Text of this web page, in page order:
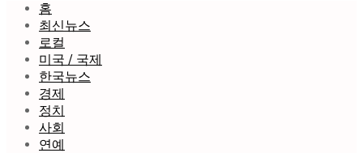
홈
최신뉴스
로컬
미국 / 국제
한국뉴스
경제
정치
사회
연예